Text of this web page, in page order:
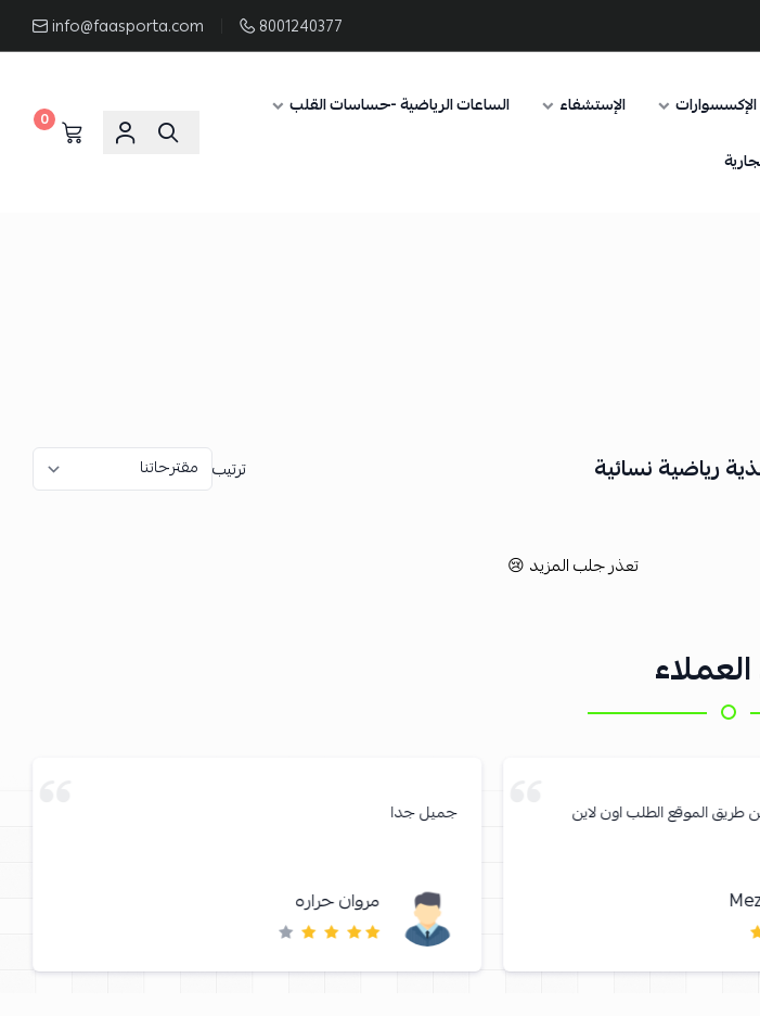
8001240377
info@faasporta.com
الإكسسوارات الإستشفاء
الساعات الرياضية -حساسات القلب
0
رياضية نسائية ترتيب
تعذر جلب المزيد 😢
العملاء
طريق الموقع الطلب اون لاين
جميل جدا
مروان حراره